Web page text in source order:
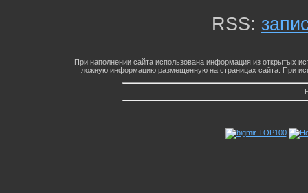
RSS:
При наполнении сайта использована информация из открытых
ложную информацию размещенную на страницах сайта. При